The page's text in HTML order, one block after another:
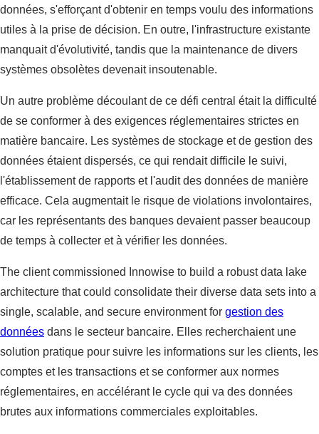
données, s'efforçant d'obtenir en temps voulu des informations
utiles à la prise de décision. En outre, l'infrastructure existante
manquait d'évolutivité, tandis que la maintenance de divers
systèmes obsolètes devenait insoutenable.
Un autre problème découlant de ce défi central était la difficulté
de se conformer à des exigences réglementaires strictes en
matière bancaire. Les systèmes de stockage et de gestion des
données étaient dispersés, ce qui rendait difficile le suivi,
l'établissement de rapports et l'audit des données de manière
efficace. Cela augmentait le risque de violations involontaires,
car les représentants des banques devaient passer beaucoup
de temps à collecter et à vérifier les données.
The client commissioned Innowise to build a robust data lake
architecture that could consolidate their diverse data sets into a
single, scalable, and secure environment for gestion des
données dans le secteur bancaire. Elles recherchaient une
solution pratique pour suivre les informations sur les clients, les
comptes et les transactions et se conformer aux normes
réglementaires, en accélérant le cycle qui va des données
brutes aux informations commerciales exploitables.